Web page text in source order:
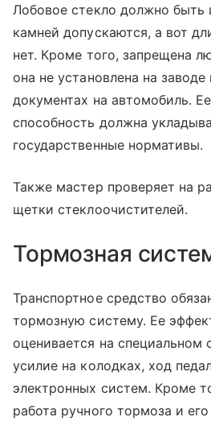
Лобовое стекло должно
камней допускаются, а вот
нет. Кроме того, запрещена
она не установлена на
документах на автомобиль.
способность должна
государственные нормативы.
Также мастер проверяет на
щетки стеклоочистителей.
Тормозная
Транспортное средство
тормозную систему. Ее
оценивается на специальном
усилие на колодках, ход
электронных систем. Кроме
работа ручного тормоза и